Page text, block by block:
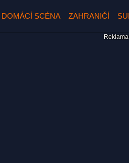
DOMÁCÍ SCÉNA ZAHRANIČÍ